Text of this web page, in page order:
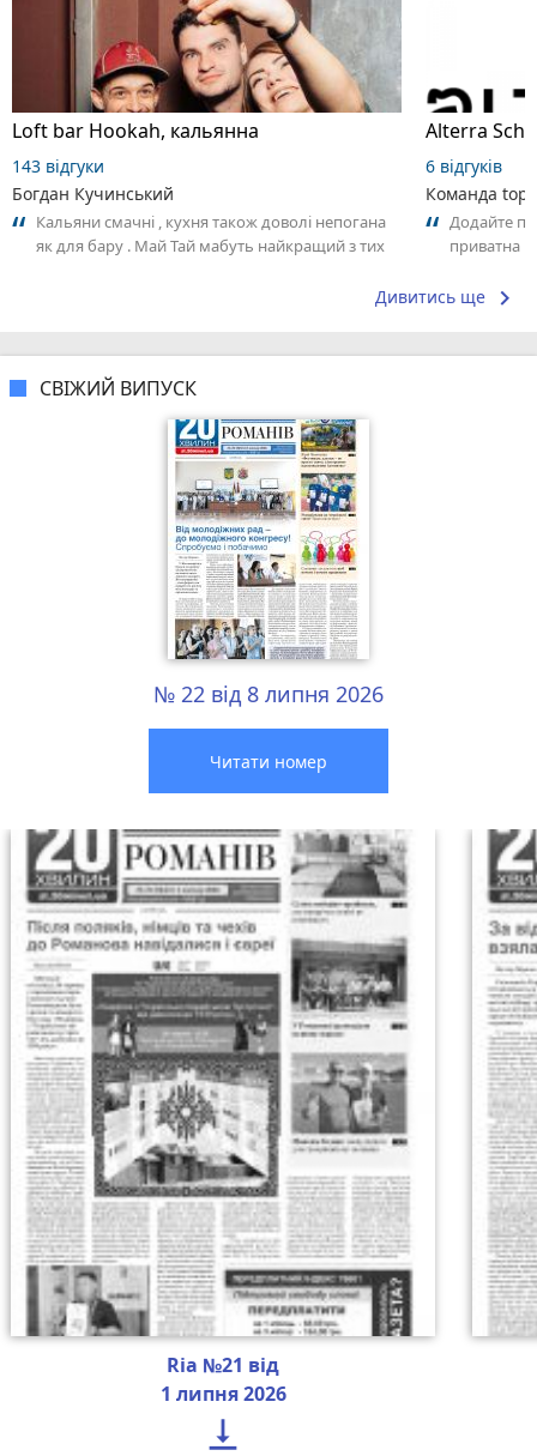
Loft bar Hookah, кальянна
143 відгуки
Богдан Кучинський
Кальяни смачні , кухня також доволі непогана
як для бару . Май Тай мабуть найкращий з тих
6 відгуків
Команда
Додайте
приватна
Дивитись ще keyboard_arrow_right
СВІЖИЙ ВИПУСК
№ 22 від 8 липня 2026
Читати номер
Ria №21 від
1 липня 2026
